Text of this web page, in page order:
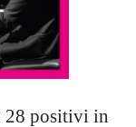
28 positivi in